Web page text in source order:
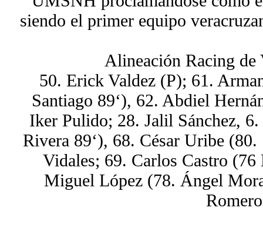
siendo el primer equipo
Alineación Racing de
50. Erick Valdez (P); 61.
Santiago 89‘), 62. Abdiel
Iker Pulido; 28. Jalil Sánchez,
Rivera 89‘), 68. César Uribe
Vidales; 69. Carlos Castro
Miguel López (78. Ángel